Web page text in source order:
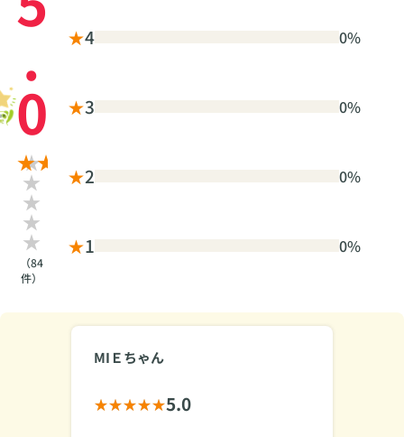
.
0
（84
件）
★4 0%
★3 0%
★2 0%
★1 0%
MIＥちゃん
5.0